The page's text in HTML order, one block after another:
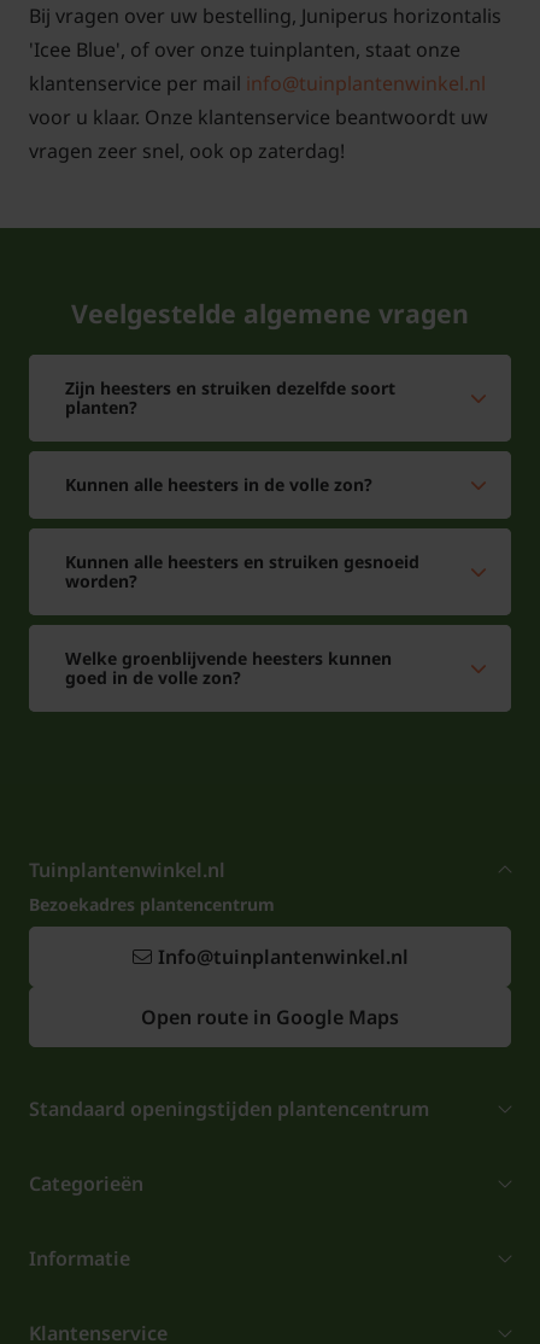
Bij vragen over uw bestelling, Juniperus horizontalis
'Icee Blue', of over onze tuinplanten, staat onze
klantenservice per mail info@tuinplantenwinkel.nl
voor u klaar. Onze klantenservice beantwoordt uw
vragen zeer snel, ook op zaterdag!
Veelgestelde algemene vragen
Zijn heesters en struiken dezelfde soort
planten?
Kunnen alle heesters in de volle zon?
Kunnen alle heesters en struiken gesnoeid
worden?
Welke groenblijvende heesters kunnen
goed in de volle zon?
Tuinplantenwinkel.nl
Bezoekadres plantencentrum
Info@tuinplantenwinkel.nl
Open route in Google Maps
Standaard openingstijden plantencentrum
Categorieën
Informatie
Klantenservice